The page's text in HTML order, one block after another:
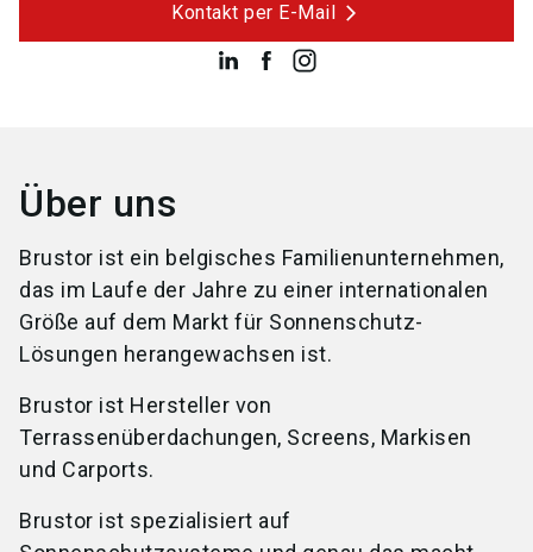
Kontakt per E-Mail
Über uns
Brustor ist ein belgisches Familienunternehmen,
das im Laufe der Jahre zu einer internationalen
Größe auf dem Markt für Sonnenschutz-
Lösungen herangewachsen ist.
Brustor ist Hersteller von
Terrassenüberdachungen, Screens, Markisen
und Carports.
Brustor ist spezialisiert auf